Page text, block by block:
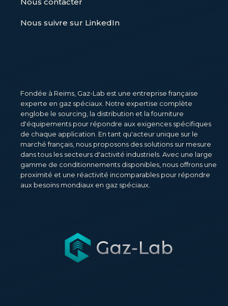
Nous suivre sur LinkedIn
Fondée à Reims, Gaz-Lab est une entreprise française
experte en gaz spéciaux. Notre expertise complète
englobe le sourcing, la distribution et la fourniture
d'équipements pour répondre aux exigences spécifiques
de chaque application. En tant qu'acteur unique sur le
marché français, nous proposons des solutions sur mesure
dans tous les secteurs d'activité industriels. Avec une large
gamme de conditionnements disponibles, nous offrons une
proximité et une réactivité incomparables pour répondre
aux besoins mondiaux en gaz spéciaux.